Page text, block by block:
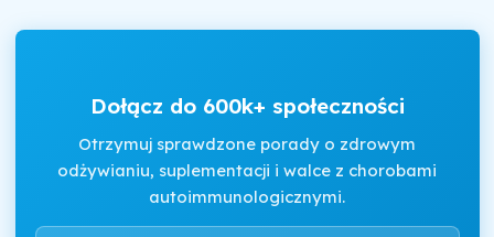
Dołącz do 600k+ społeczności
Otrzymuj sprawdzone porady o zdrowym
odżywianiu, suplementacji i walce z chorobami
autoimmunologicznymi.